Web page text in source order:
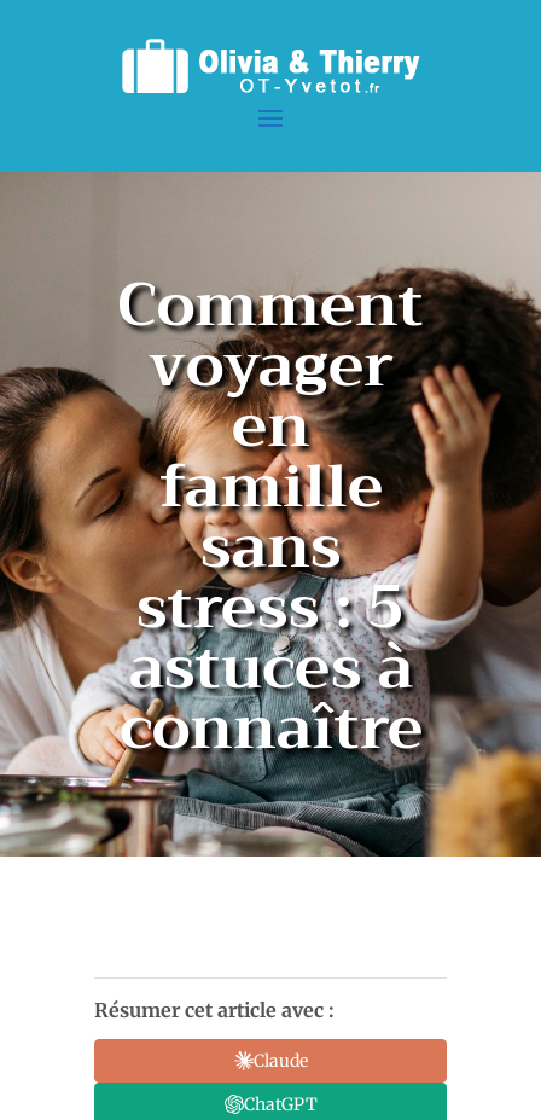
Comment
voyager
en
famille
sans
stress : 5
astuces à
connaître
Résumer cet article avec :
Claude
ChatGPT